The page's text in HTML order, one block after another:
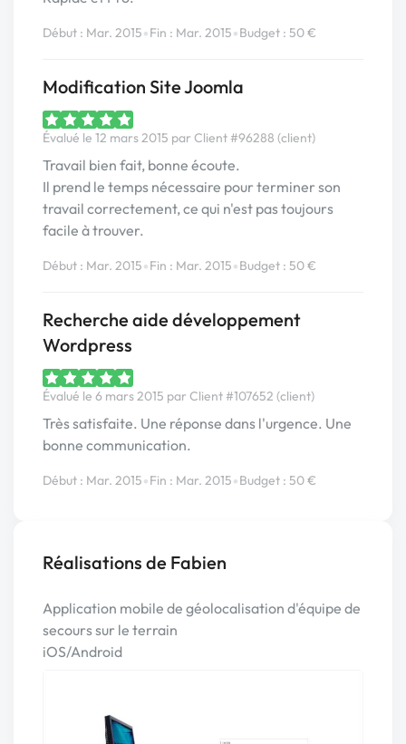
Début : Mar. 2015•Fin : Mar. 2015•Budget : 50 €
Modification Site Joomla
Évalué le 12 mars 2015 par Client #96288 (client)
Travail bien fait, bonne écoute.
Il prend le temps nécessaire pour terminer son
travail correctement, ce qui n'est pas toujours
facile à trouver.
Début : Mar. 2015•Fin : Mar. 2015•Budget : 50 €
Recherche aide développement
Wordpress
Évalué le 6 mars 2015 par Client #107652 (client)
Très satisfaite. Une réponse dans l'urgence. Une
bonne communication.
Début : Mar. 2015•Fin : Mar. 2015•Budget : 50 €
Réalisations de Fabien
Application mobile de géolocalisation d'équipe de
secours sur le terrain
iOS/Android